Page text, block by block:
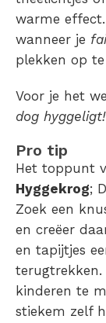
warme
wanneer je
plekken op
Voor je het
dog hyggeligt!
Pro tip
Het toppunt
Hyggekrog;
Zoek een
en creëer
en tapijtjes
kinderen te
stiekem zelf